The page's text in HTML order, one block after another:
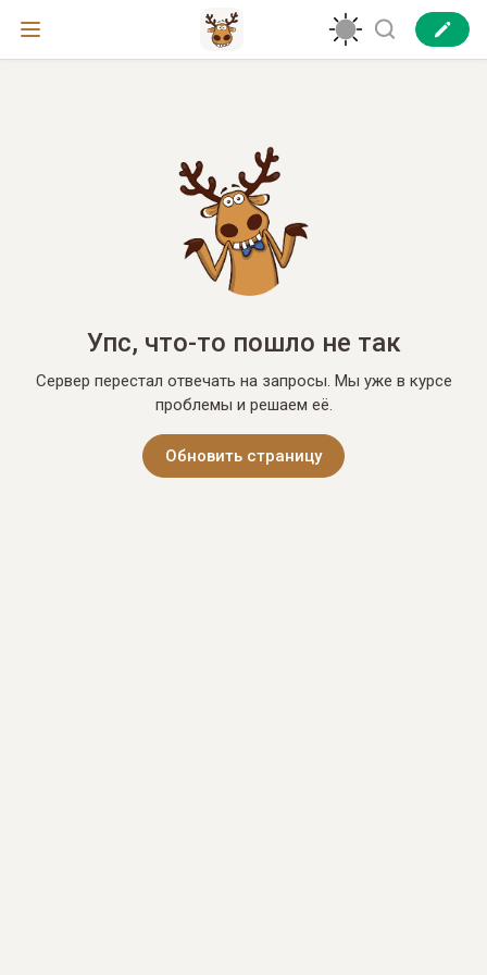
Упс, что-то пошло не так
Сервер перестал отвечать на запросы. Мы уже в курсе
проблемы и решаем её.
Обновить страницу